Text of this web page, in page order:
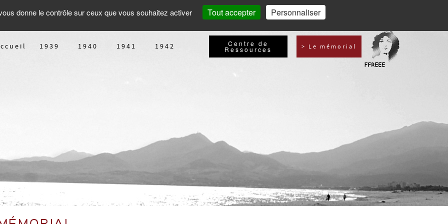
1939 1940 1941 1942 Centre de
Ressources > Le mémorial
donne le contrôle sur ceux que vous souhaitez activer Tout accepter Personnaliser